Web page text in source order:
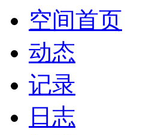
空间首页
动态
记录
日志